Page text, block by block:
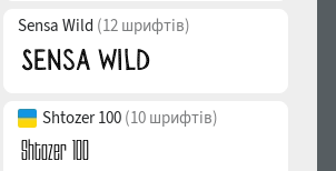
Sensa Wild (12 шрифтів)
Shtozer 100 (10 шрифтів)